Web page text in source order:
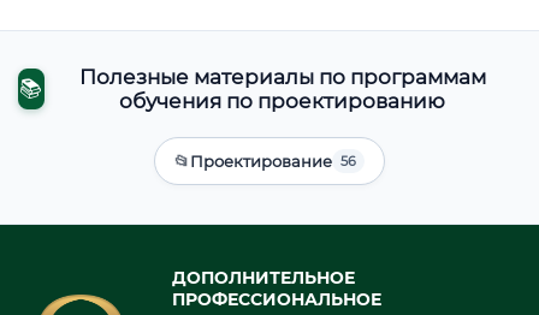
📚
Полезные материалы по программам
обучения по проектированию
📂Проектирование 56
ДОПОЛНИТЕЛЬНОЕ
ПРОФЕССИОНАЛЬНОЕ